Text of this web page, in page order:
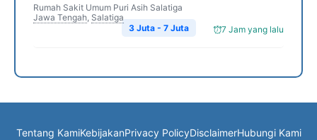
Rumah Sakit Umum Puri Asih Salatiga
Jawa Tengah, Salatiga
7 Jam yang lalu
3 Juta - 7 Juta
Tentang KamiKebijakanPrivacy PolicyDisclaimerHubungi Kami